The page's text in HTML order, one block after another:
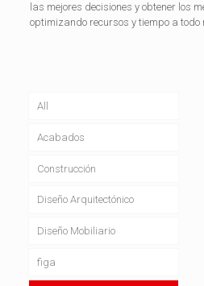
las mejores decisiones y obtener los
optimizando recursos y tiempo a todo
All
Acabados
Construcción
Diseño Arquitectónico
Diseño Mobiliario
figa